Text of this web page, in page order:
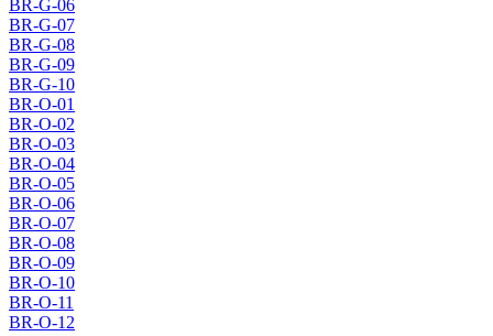
BR-G-06
BR-G-07
BR-G-08
BR-G-09
BR-G-10
BR-O-01
BR-O-02
BR-O-03
BR-O-04
BR-O-05
BR-O-06
BR-O-07
BR-O-08
BR-O-09
BR-O-10
BR-O-11
BR-O-12